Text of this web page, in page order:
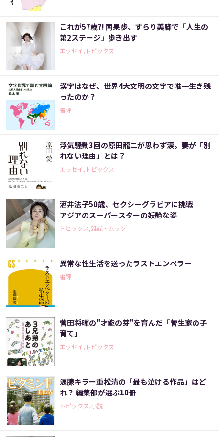
これが57歳?! 南果歩、すらり美脚で「人生の
第2ステージ」歩き出す
エッセイ,トピックス
漢字はなぜ、世界4大文明の文字で唯一生き残
ったのか？
書評
浮気騒動3回の原田龍二が思わず涙。妻が「別
れない理由」とは？
エッセイ,トピックス
酒井法子50歳、セクシーグラビアに挑戦
アジアのスーパースターの妖艶な姿
トピックス,雑誌・ムック
異常な性生活を送ったラストエンペラー
書評
菅田将暉の"才能の芽"を育んだ「菅生家の子
育て」
エッセイ,トピックス
涙腺キラー重松清の「最も泣ける作品」はど
れ？ 編集部が選ぶ10冊
トピックス,小説